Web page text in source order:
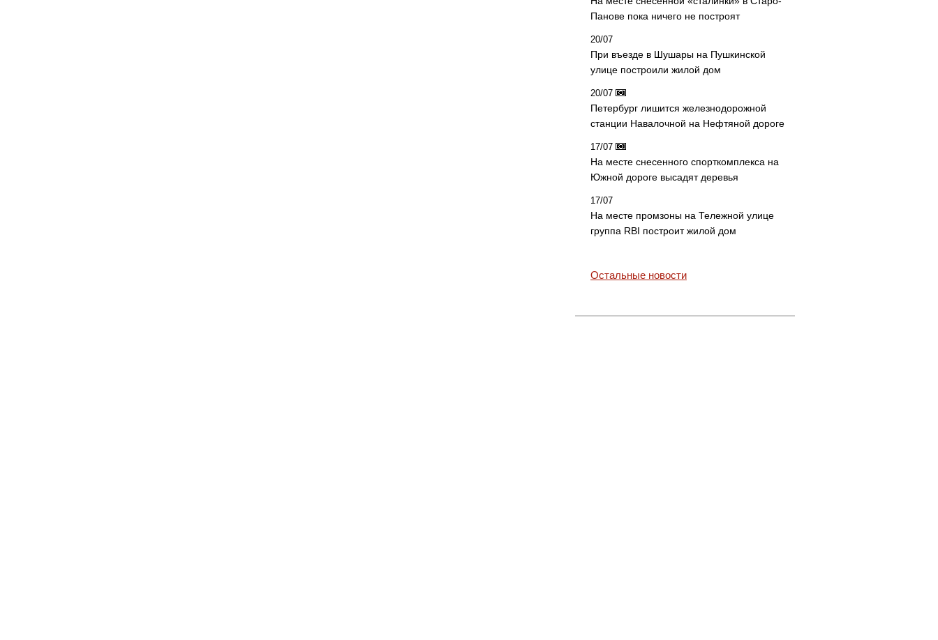
Панове пока ничего не построят
20/07
При въезде в Шушары на Пушкинской
улице построили жилой дом
20/07
Петербург лишится железнодорожной
станции Навалочной на Нефтяной дороге
17/07
На месте снесенного спорткомплекса на
Южной дороге высадят деревья
17/07
На месте промзоны на Тележной улице
группа RBI построит жилой дом
Остальные новости